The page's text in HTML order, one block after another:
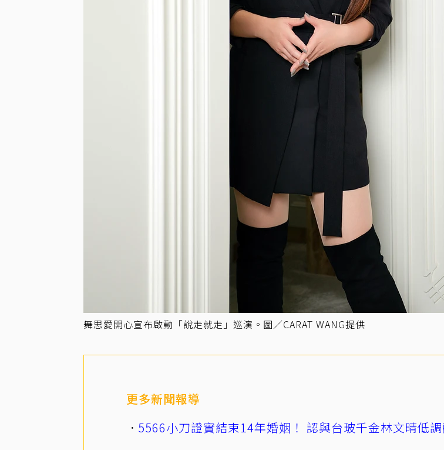
舞思愛開心宣布啟動「說走就走」巡演。圖／CARAT WANG提供
更多新聞報導
5566小刀證實結束14年婚姻！ 認與台玻千金林文晴低